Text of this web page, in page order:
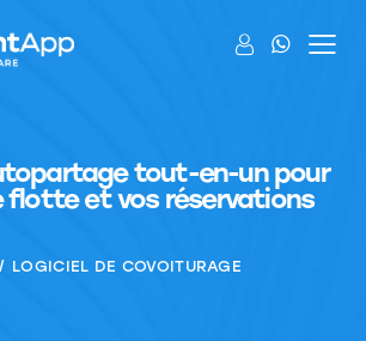
tout-en-un pour
flotte et vos réservations
LOGICIEL DE COVOITURAGE